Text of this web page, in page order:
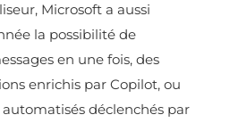
Microsoft a aussi
la possibilité de
en une fois, des
enrichis par Copilot, ou
déclenchés par